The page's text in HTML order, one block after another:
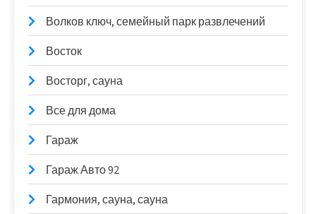
Волков ключ, семейный парк развлечений
Восток
Восторг, сауна
Все для дома
Гараж
Гараж Авто 92
Гармония, сауна, сауна